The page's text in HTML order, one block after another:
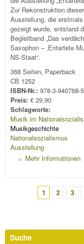
Zur Rekonstruktion dieser
Ausstellung, die
gezeigt wurde, entstand
Begleitband „Das
Saxophon – ‚Entartete
NS-Staat“.
368 Seiten, Paperback
CB 1252
ISBN-Nr.: 978-3-940768-
Preis: € 29,90
Schlagworte:
Musik im
Musikgeschichte
Nationalsozialismus
Ausstellung
Mehr Informationen
1 2 3
Suche